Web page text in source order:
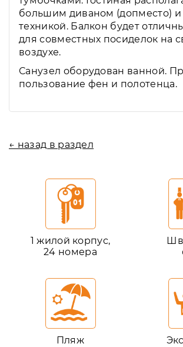
большим диваном (допместо)
техникой. Балкон будет
для совместных посиделок на
воздухе.
Санузел оборудован ванной.
пользование фен и полотенца.
← назад в раздел
1 жилой корпус,
24 номера
Пляж